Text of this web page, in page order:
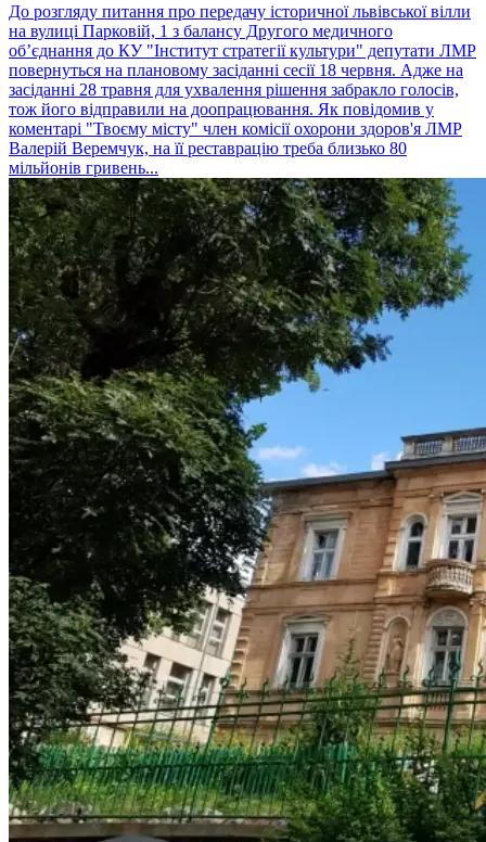
До розгляду питання про передачу історичної львівської вілли
на вулиці Парковій, 1 з балансу Другого медичного
об’єднання до КУ "Інститут стратегії культури" депутати ЛМР
повернуться на плановому засіданні сесії 18 червня. Адже на
засіданні 28 травня для ухвалення рішення забракло голосів,
тож його відправили на доопрацювання. Як повідомив у
коментарі "Твоєму місту" член комісії охорони здоров'я ЛМР
Валерій Веремчук, на її реставрацію треба близько 80
мільйонів гривень...